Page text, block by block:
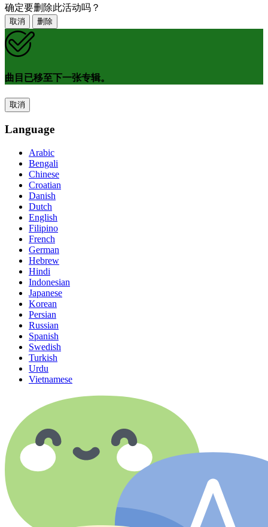
确定要删除此活动吗？
取消 删除
曲目已移至下一张专辑。
取消
Language
Arabic
Bengali
Chinese
Croatian
Danish
Dutch
English
Filipino
French
German
Hebrew
Hindi
Indonesian
Japanese
Korean
Persian
Russian
Spanish
Swedish
Turkish
Urdu
Vietnamese